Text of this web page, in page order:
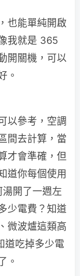
也能單純開啟
我就是 365
開關機，可以
。
以參考，空調
間去計算，當
才會準確，但
道你每個使用
開了一週左
少電費？知道
微波爐這類高
道吃掉多少電
。